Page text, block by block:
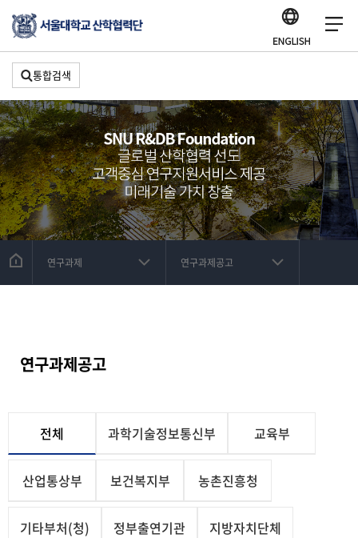
통합검색
연구과제 연구과제공고
연구과제공고
전체 과학기술정보통신부 교육부
산업통상부 보건복지부 농촌진흥청
기타부처(청) 정부출연기관 지방자치단체